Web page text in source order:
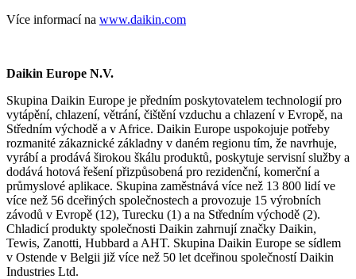
Více informací na www.daikin.com
Daikin Europe N.V.
Skupina Daikin Europe je předním poskytovatelem technologií pro
vytápění, chlazení, větrání, čištění vzduchu a chlazení v Evropě, na
Středním východě a v Africe. Daikin Europe uspokojuje potřeby
rozmanité zákaznické základny v daném regionu tím, že navrhuje,
vyrábí a prodává širokou škálu produktů, poskytuje servisní služby a
dodává hotová řešení přizpůsobená pro rezidenční, komerční a
průmyslové aplikace. Skupina zaměstnává více než 13 800 lidí ve
více než 56 dceřiných společnostech a provozuje 15 výrobních
závodů v Evropě (12), Turecku (1) a na Středním východě (2).
Chladicí produkty společnosti Daikin zahrnují značky Daikin,
Tewis, Zanotti, Hubbard a AHT. Skupina Daikin Europe se sídlem
v Ostende v Belgii již více než 50 let dceřinou společností Daikin
Industries Ltd.